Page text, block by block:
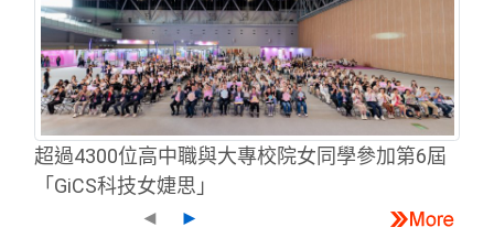
超過4300位高中職與大專校院女同學參加第6屆
「GiCS科技女婕思」
◄
►